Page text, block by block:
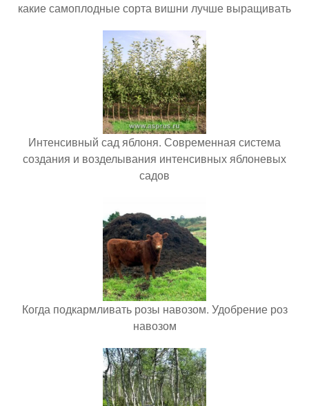
какие самоплодные сорта вишни лучше выращивать
Интенсивный сад яблоня. Современная система
создания и возделывания интенсивных яблоневых
садов
Когда подкармливать розы навозом. Удобрение роз
навозом